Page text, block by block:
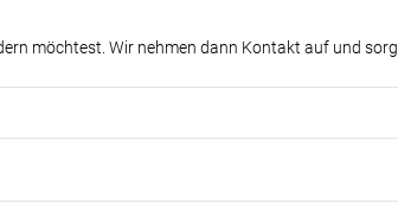
möchtest. Wir nehmen dann Kontakt auf und